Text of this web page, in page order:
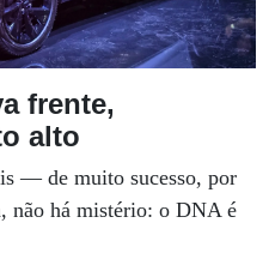
frente,
alto
— de muito sucesso, por
há mistério: o DNA é